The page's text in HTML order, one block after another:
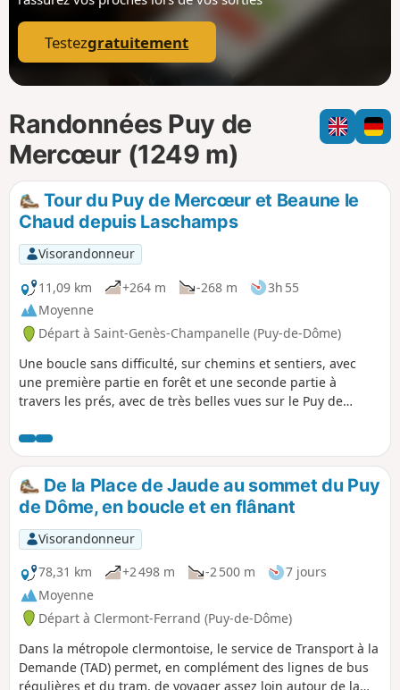
p
Testezgratuitement
Randonnées Puy de
Mercœur (1249 m)
Tour du Puy de Mercœur et Beaune le
Chaud depuis Laschamps
Visorandonneur
11,09 km
+264 m -268 m
3h 55
Moyenne
Départ à Saint-Genès-Champanelle (Puy-de-Dôme)
Une boucle sans difficulté, sur chemins et sentiers, avec
une première partie en forêt et une seconde partie à
travers les prés, avec de très belles vues sur le Puy de
De la Place de Jaude au sommet du Puy
de Dôme, en boucle et en flânant
Visorandonneur
78,31 km
+2 498 m -2 500 m
7 jours
Moyenne
Départ à Clermont-Ferrand (Puy-de-Dôme)
Dans la métropole clermontoise, le service de Transport à la
Demande (TAD) permet, en complément des lignes de bus
régulières et du tram, de voyager assez loin autour de la